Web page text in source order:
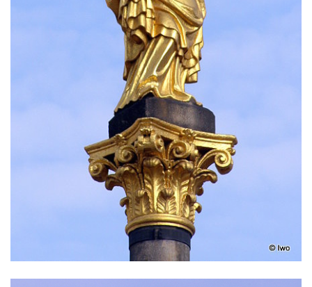
Sloup Panny Marie v Červeném Hrádku
Sloup se sochou Piety v Jirkově
Torzo sloupu neznámého určení v Klášterci
Sloup Panny Marie v Libochovicích
Sloup Panny Marie v Litoměřicích
Sloupová boží muka s reliéfy v Jáchymově
Sloup Nejsvětější Trojice v Jáchymově
Sloup Nejsvětější Trojice ve Valči
Sloup Panny Marie ve Valči
Sloup svatého Jana Nepomuckého v Horní
Sloup Panny Marie Polické v Horní Polici
Sloup Panny Marie v Horní Polici